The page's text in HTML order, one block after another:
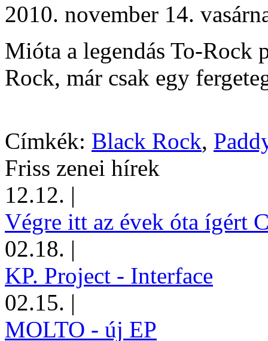
2010. november 14.
Mióta a legendás To-Rock
Rock, már csak egy
Címkék: Black Rock,
Friss zenei hírek
12.12. |
Végre itt az évek óta ígért
02.18. |
KP. Project - Interface
02.15. |
MOLTO - új EP